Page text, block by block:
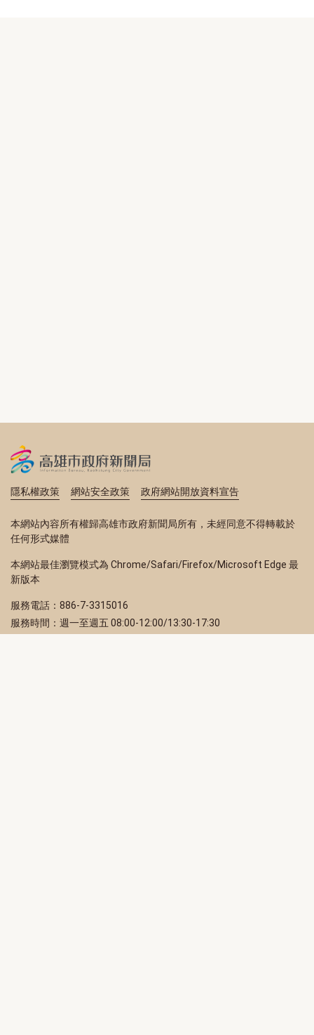
隱私權政策 網站安全政策 政府網站開放資料宣告
本網站內容所有權歸高雄市政府新聞局所有，未經同意不得轉載於
任何形式媒體
本網站最佳瀏覽模式為 Chrome/Safari/Firefox/Microsoft Edge 最
新版本
服務電話：886-7-3315016
服務時間：週一至週五 08:00-12:00/13:30-17:30